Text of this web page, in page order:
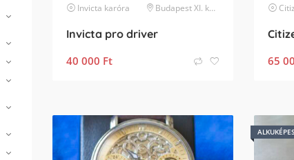
Invicta karóra Budapest XI. kerület
Invicta pro driver
40 000 Ft
65
ALKUKÉPES